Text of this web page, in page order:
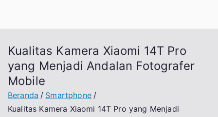
Kualitas Kamera Xiaomi 14T Pro
yang Menjadi Andalan Fotografer
Mobile
Beranda
Smartphone
Kualitas Kamera Xiaomi 14T Pro yang Menjadi